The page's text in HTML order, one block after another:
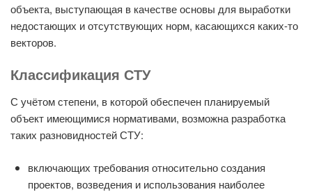
объекта, выступающая в качестве основы для выработки
недостающих и отсутствующих норм, касающихся каких-то
векторов.
Классификация СТУ
С учётом степени, в которой обеспечен планируемый
объект имеющимися нормативами, возможна разработка
таких разновидностей СТУ:
включающих требования относительно создания
проектов, возведения и использования наиболее